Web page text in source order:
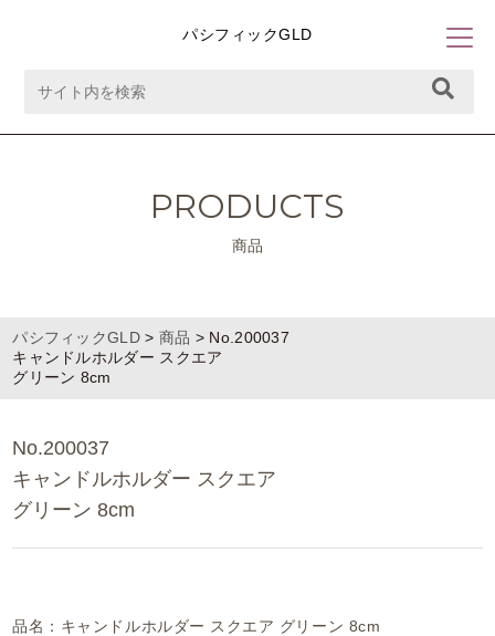
パシフィックGLD
PRODUCTS
商品
パシフィックGLD> 商品 > No.200037
キャンドルホルダー スクエア
グリーン 8cm
No.200037
キャンドルホルダー スクエア
グリーン 8cm
品名：キャンドルホルダー スクエア グリーン 8cm